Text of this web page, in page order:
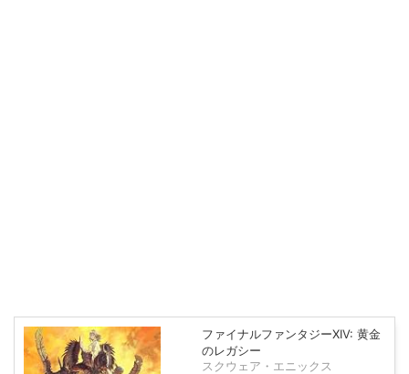
ファイナルファンタジーXIV: 黄金
のレガシー
スクウェア・エニックス